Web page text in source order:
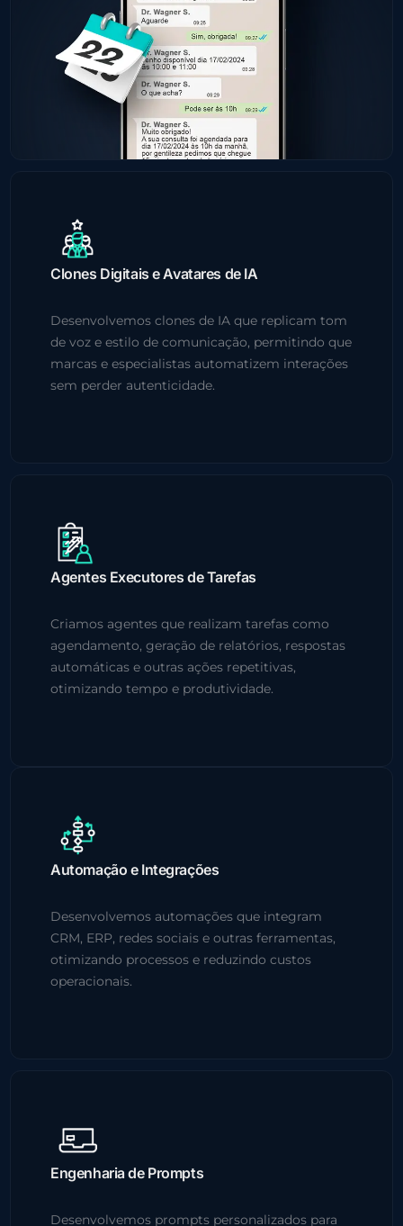
Clones Digitais e Avatares de IA
Desenvolvemos clones de IA que replicam tom
de voz e estilo de comunicação, permitindo que
marcas e especialistas automatizem interações
sem perder autenticidade.
Agentes Executores de Tarefas
Criamos agentes que realizam tarefas como
agendamento, geração de relatórios, respostas
automáticas e outras ações repetitivas,
otimizando tempo e produtividade.
Automação e Integrações
Desenvolvemos automações que integram
CRM, ERP, redes sociais e outras ferramentas,
otimizando processos e reduzindo custos
operacionais.
Engenharia de Prompts
Desenvolvemos prompts personalizados para